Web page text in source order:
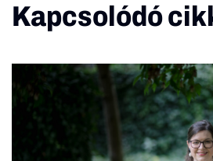
Kapcsolódó